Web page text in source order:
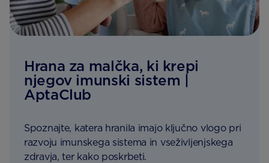
Hrana za malčka, ki krepi
njegov imunski sistem |
AptaClub
Spoznajte, katera hranila imajo ključno vlogo pri
razvoju imunskega sistema in vseživljenjskega
zdravja, ter kako poskrbeti.